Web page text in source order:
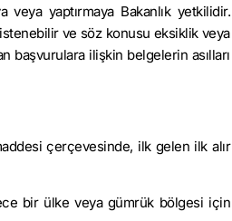
yaptırmaya Bakanlık yetkilidir.
ve söz konusu eksiklik veya
başvurulara ilişkin belgelerin asılları
çerçevesinde, ilk gelen ilk alır
bir ülke veya gümrük bölgesi için